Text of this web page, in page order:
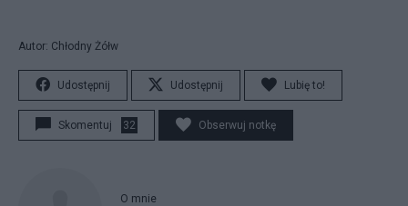
Autor: Chłodny Żółw
Udostępnij Udostępnij Lubię to!
Skomentuj 32 Obserwuj notkę
O mnie